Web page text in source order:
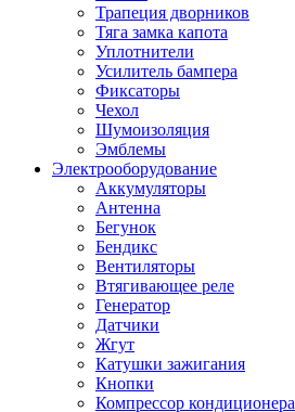
Трапеция дворников
Тяга замка капота
Уплотнители
Усилитель бампера
Фиксаторы
Чехол
Шумоизоляция
Эмблемы
Электрооборудование
Аккумуляторы
Антенна
Бегунок
Бендикс
Вентиляторы
Втягивающее реле
Генератор
Датчики
Жгут
Катушки зажигания
Кнопки
Компрессор кондиционера